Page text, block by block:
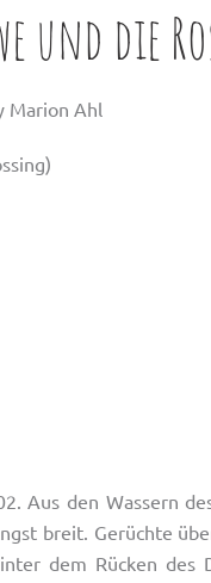
und die
Marion Ahl
Aus den Wassern
breit. Gerüchte
dem Rücken des